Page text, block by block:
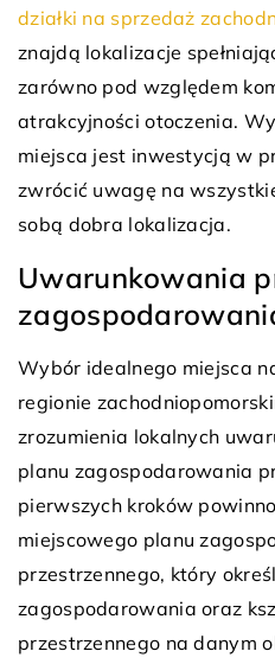
działki na sprzedaż
znajdą lokalizacje
zarówno pod względem
atrakcyjności otoczenia.
miejsca jest inwestycją w
zwrócić uwagę na
sobą dobra lokalizacja.
Uwarunkowania
Wybór idealnego miejsca
regionie
zrozumienia lokalnych
planu zagospodarowania
pierwszych kroków
miejscowego planu
przestrzennego, który
zagospodarowania oraz
przestrzennego na danym